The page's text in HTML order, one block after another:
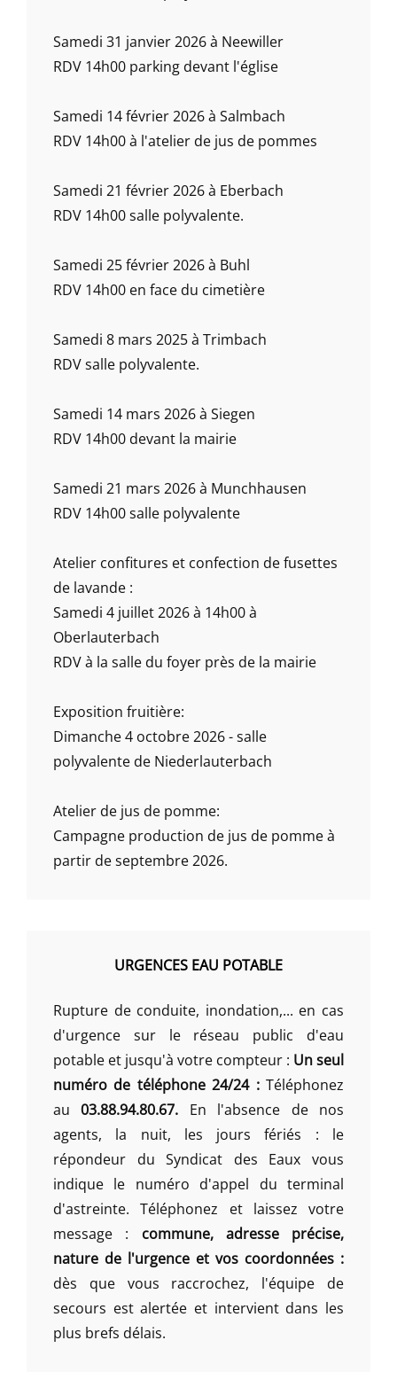
Samedi 31 janvier 2026 à Neewiller
RDV 14h00 parking devant l'église
Samedi 14 février 2026 à Salmbach
RDV 14h00 à l'atelier de jus de pommes
Samedi 21 février 2026 à Eberbach
RDV 14h00 salle polyvalente.
Samedi 25 février 2026 à Buhl
RDV 14h00 en face du cimetière
Samedi 8 mars 2025 à Trimbach
RDV salle polyvalente.
Samedi 14 mars 2026 à Siegen
RDV 14h00 devant la mairie
Samedi 21 mars 2026 à Munchhausen
RDV 14h00 salle polyvalente
Atelier confitures et confection de fusettes
de lavande :
Samedi 4 juillet 2026 à 14h00 à
Oberlauterbach
RDV à la salle du foyer près de la mairie
Exposition fruitière:
Dimanche 4 octobre 2026 - salle
polyvalente de Niederlauterbach
Atelier de jus de pomme:
Campagne production de jus de pomme à
partir de septembre 2026.
URGENCES EAU POTABLE
Rupture de conduite, inondation,... en cas
d'urgence sur le réseau public d'eau
potable et jusqu'à votre compteur : Un seul
numéro de téléphone 24/24 :Téléphonez
au03.88.94.80.67. En l'absence de nos
agents, la nuit, les jours fériés : le
répondeur du Syndicat des Eaux vous
indique le numéro d'appel du terminal
d'astreinte. Téléphonez et laissez votre
message : commune, adresse précise,
nature de l'urgence et vos coordonnées :
dès que vous raccrochez, l'équipe de
secours est alertée et intervient dans les
plus brefs délais.